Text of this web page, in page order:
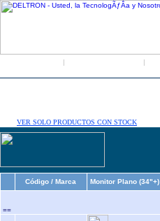
| |
VER SOLO PRODUCTOS CON STOCK
Código / Marca Monitor Plano (34"+)
==